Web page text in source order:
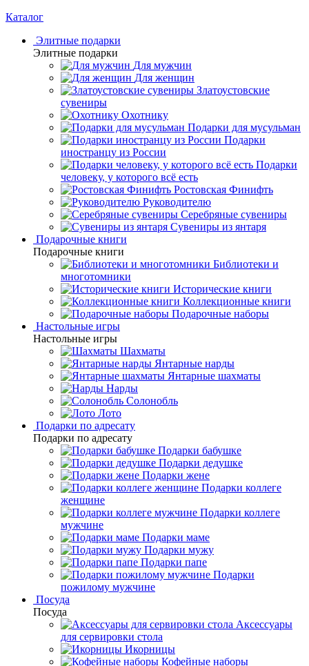
Каталог
Элитные подарки
Элитные подарки
Для мужчин
Для женщин
Златоустовские
сувениры
Охотнику
Подарки для мусульман
Подарки
иностранцу из России
Подарки
человеку, у которого всё есть
Ростовская Финифть
Руководителю
Серебряные сувениры
Сувениры из янтаря
Подарочные книги
Подарочные книги
Библиотеки и
многотомники
Исторические книги
Коллекционные книги
Подарочные наборы
Настольные игры
Настольные игры
Шахматы
Янтарные нарды
Янтарные шахматы
Нарды
Солонобль
Лото
Подарки по адресату
Подарки по адресату
Подарки бабушке
Подарки дедушке
Подарки жене
Подарки коллеге
женщине
Подарки коллеге
мужчине
Подарки маме
Подарки мужу
Подарки папе
Подарки
пожилому мужчине
Посуда
Посуда
Аксессуары
для сервировки стола
Икорницы
Кофейные наборы